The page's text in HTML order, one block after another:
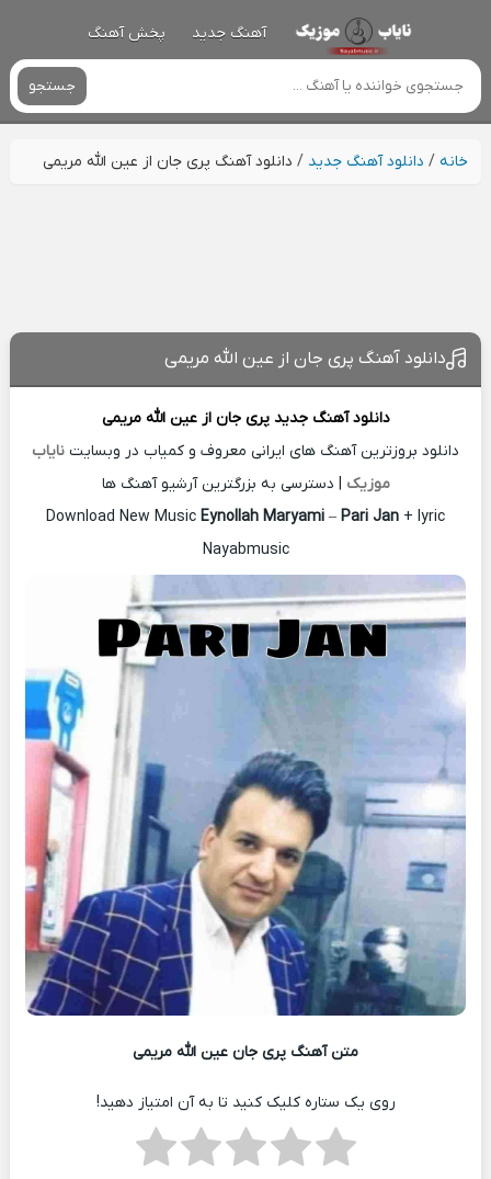
آهنگ جدید پخش آهنگ
جستجو
خانه/ دانلود آهنگ جدید / دانلود آهنگ پری جان از عین الله مریمی
دانلود آهنگ پری جان از عین الله مریمی
دانلود آهنگ جدید پری جان ازعین الله مریمی
دانلود بروزترین آهنگ های ایرانی معروف و کمیاب در وبسایت نایاب
موزیک | دسترسی به بزرگترین آرشیو آهنگ ها
Download New Music Eynollah Maryami – Pari Jan + lyric
Nayabmusic
متن آهنگ پری جان عین الله مریمی
روی یک ستاره کلیک کنید تا به آن امتیاز دهید!